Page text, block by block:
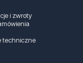
i zwroty
techniczne